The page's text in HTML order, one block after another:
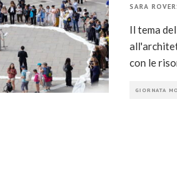
SARA
Il tema
con le
GIORNATA